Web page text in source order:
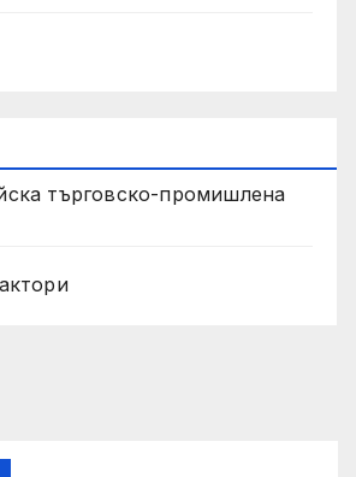
търговско-промишлена